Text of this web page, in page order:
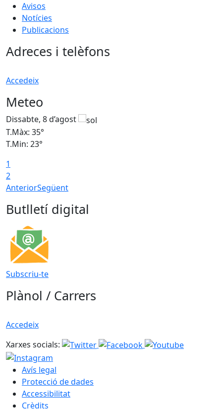
Avisos
Notícies
Publicacions
Adreces i telèfons
Accedeix
Meteo
Dissabte, 8 d’agost
T.Màx: 35°
T.Min: 23°
1
2
AnteriorSegüent
Butlletí digital
Subscriu-te
Plànol / Carrers
Accedeix
Xarxes socials:
Avís legal
Protecció de dades
Accessibilitat
Crèdits